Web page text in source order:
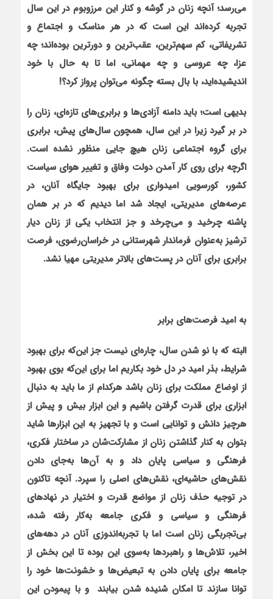
می‌رسد؛ آنچه زنان در گوشه و کنار این مرزوبوم در این سال
تجربه کرده‌اند این است که در هر مناسک و اجتماع و
تشریفاتی، کم سهم‌ترین، عقب‌ترین و دورترین بوده‌اند؛ چه
عزا، چه عروسی و چه مهمانی، اما تا به حال با خود
اندیشیده‌اید، با بال بسته چگونه می‌توان پرواز کرد؟!
بدیهی است؛ باید دامنه آزادی‌ها و برابری‌های تازه‌ای، زنان را
در بر گیرد زیرا در این سال، همچون سال‌های پیش، برابری
برای گروه اجتماعی زنان هیچ جایی منظور نشده است.
اگرچه برای روی کار آمدن دولت وفاق و تغییر هوای سیاست
کشور، کورسویی امیدواری برای بهبود جایگاه آنان، در
عرصه‌های مدیریتی، ایجاد شد اما دیدیم که در بر همان
پاشنه چرخید و می‌چرخد و جز انتخاب یکی از زنان دیار
ترشیز به‌عنوان فرماندار شهرستانی در خراسان‌رضوی، فرصت
برابری برای آنان در پست‌های بالاتر مدیریتی مهیا نشد.
به امید فرصت‌های برابر
البته که با نو شدن سال، چاره‌ای نیست جز این‌که برای بهبود
شرایط، بذر امید در دل خود بکاریم اما برای این‌که بوی بهبود
از اوضاع مملکت برای زنان باشد هرکدام از ما باید به دنبال
ابزاری برای قدرت گرفتن باشیم و این ابزار بیش و پیش از
هرچیز دانش و توانایی است و با تجهیز به این ابزارها شاید
بتوان به کنار گذاشتن زنان از مشارکت‌شان در ساختار فکری،
فرهنگی و سیاسی پایان داد و به آن‌ها به‌جای دادن
نقش‌های حاشیه‌ای، نقش‌های اصلی را سپرد. آنچه تاکنون
در توجیه حذف زنان از مواضع قدرت و اختیار در نهادهای
فرهنگی و سیاسی و فکری جامعه به‌کار رفته شده،
بی‌تجربگی زنان است اما با تجربه‌اندوزی آنان در دهه‌های
اخیر، تلاش‌ها و راهبردها به‌سوی این بوده تا این بخش از
جامعه برای پایان دادن به تبعیض‌ها و خشونت‌ها خود را
توانا سازند تا امکان شنیده شدن بیابند و با پیمودن این